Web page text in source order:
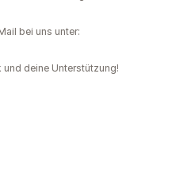
bei uns unter:
und deine Unterstützung!